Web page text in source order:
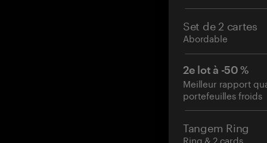
Set de 2 cartes
Abordable
2e lot à -50 %
Meilleur rapport
portefeuilles froids
Tangem Ring
Ring & 2 cards